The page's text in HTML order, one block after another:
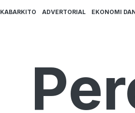
KABARKITO ADVERTORIAL EKONOMI